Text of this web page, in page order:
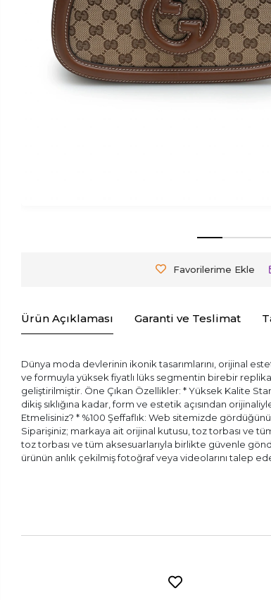
Favorilerime Ekle
Ürün Açıklaması Garanti ve Teslimat
Dünya moda devlerinin ikonik tasarımlarını, orijinal
ve formuyla yüksek fiyatlı lüks segmentin birebir replika
geliştirilmiştir. Öne Çıkan Özellikler: * Yüksek Kalite
dikiş sıklığına kadar, form ve estetik açısından
Etmelisiniz? * %100 Şeffaflık: Web sitemizde
Siparişiniz; markaya ait orijinal kutusu, toz torbası ve
toz torbası ve tüm aksesuarlarıyla birlikte güvenle
ürünün anlık çekilmiş fotoğraf veya videolarını talep